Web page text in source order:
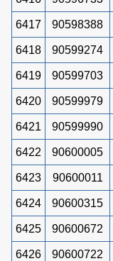
6417 90598388
6418 90599274
6419 90599703
6420 90599979
6421 90599990
6422 90600005
6423 90600011
6424 90600315
6425 90600672
6426 90600722